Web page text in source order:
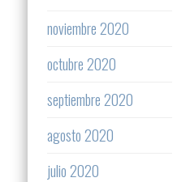
noviembre 2020
octubre 2020
septiembre 2020
agosto 2020
julio 2020